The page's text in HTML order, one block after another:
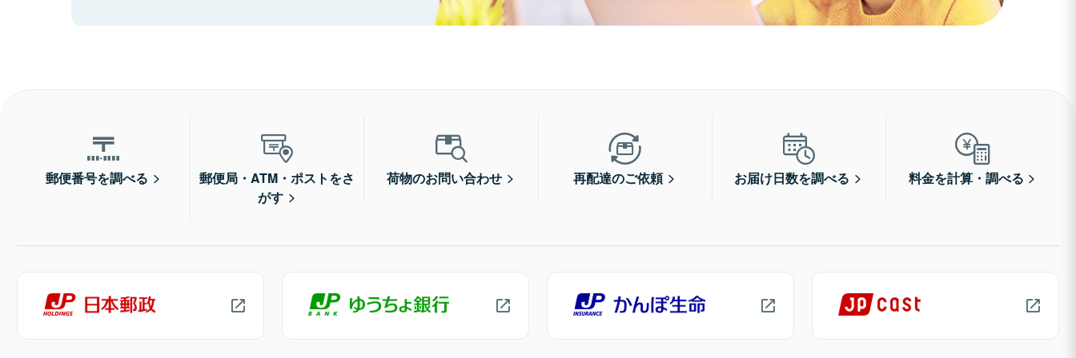
郵便番号を調べる
郵便局・ATM・ポストをさ
がす
荷物のお問い合わせ 再配達のご依頼 お届け日数を調べる 料金を計算・調べる